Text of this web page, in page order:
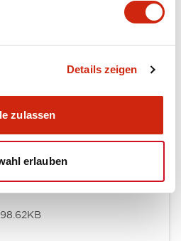
Details zeigen
zulassen
erlauben
Specifications
CAD-Dateien Genehmigungen &